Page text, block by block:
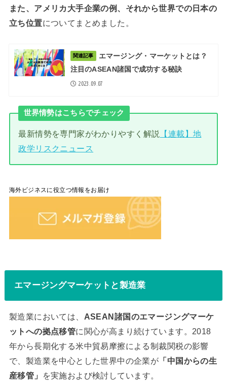
また、アメリカ大手企業の例、それから世界での日本の
立ち位置についてまとめました。
関連記事
エマージング・マーケットとは？
注目のASEAN諸国で成功する秘訣
2023.09.07
世界情勢はこちらでチェック
最新情勢を専門家がわかりやすく解説
【連載】地
政学リスクニュース
海外ビジネスに役立つ情報をお届け
エマージングマーケットと製造業
製造業においては、 ASEAN諸国のエマージングマーケ
ットへの拠点移管に関心が高まり続けています。2018
年から長期化する米中貿易摩擦による制裁関税の影響
で、製造業を中心とした世界中の企業が 「中国からの生
産移管」
を実施および検討しています。